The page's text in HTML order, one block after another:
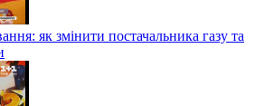
як змінити постачальника газу та